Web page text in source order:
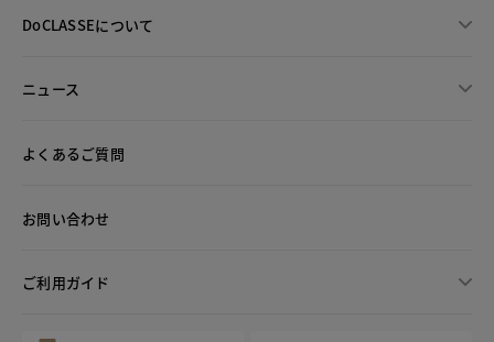
DoCLASSEについて
ニュース
よくあるご質問
お問い合わせ
ご利用ガイド